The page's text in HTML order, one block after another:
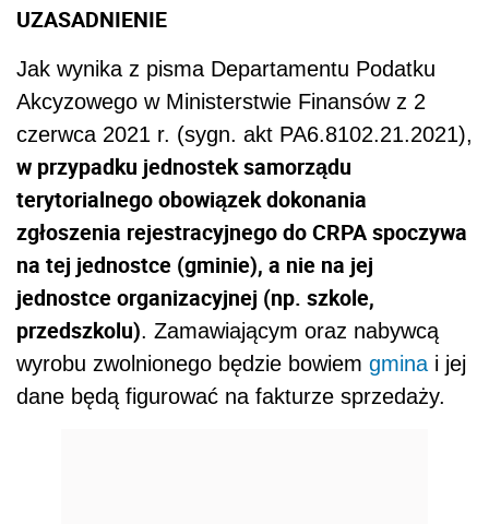
UZASADNIENIE
Jak wynika z pisma Departamentu Podatku
Akcyzowego w Ministerstwie Finansów z 2
czerwca 2021 r. (sygn. akt PA6.8102.21.2021),
w przypadku jednostek samorządu
terytorialnego obowiązek dokonania
zgłoszenia rejestracyjnego do CRPA spoczywa
na tej jednostce (gminie), a nie na jej
jednostce organizacyjnej (np. szkole,
przedszkolu). Zamawiającym oraz nabywcą
wyrobu zwolnionego będzie bowiem gmina i jej
dane będą figurować na fakturze sprzedaży.